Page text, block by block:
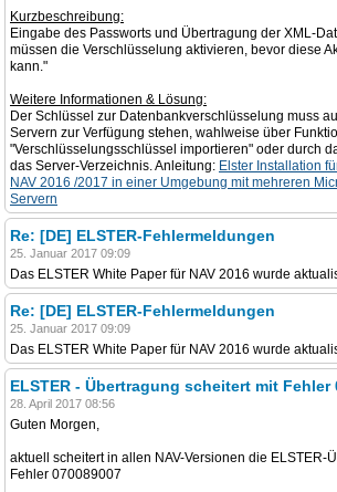
Kurzbeschreibung:
Eingabe des Passworts und Übertragung der XML-
müssen die Verschlüsselung aktivieren, bevor diese
kann."
Weitere Informationen & Lösung:
Der Schlüssel zur Datenbankverschlüsselung muss
Servern zur Verfügung stehen, wahlweise über
"Verschlüsselungsschlüssel importieren" oder durch
das Server-Verzeichnis. Anleitung: Elster Installation
NAV 2016 /2017 in einer Umgebung mit mehreren
Servern
Re: [DE] ELSTER-Fehlermeldungen
25. Januar 2017 09:09
Das ELSTER White Paper für NAV 2016 wurde
Re: [DE] ELSTER-Fehlermeldungen
25. Januar 2017 09:09
Das ELSTER White Paper für NAV 2016 wurde
ELSTER - Übertragung scheitert mit Fehler
28. April 2017 08:56
Guten Morgen,
aktuell scheitert in allen NAV-Versionen die ELSTER-
Fehler 070089007